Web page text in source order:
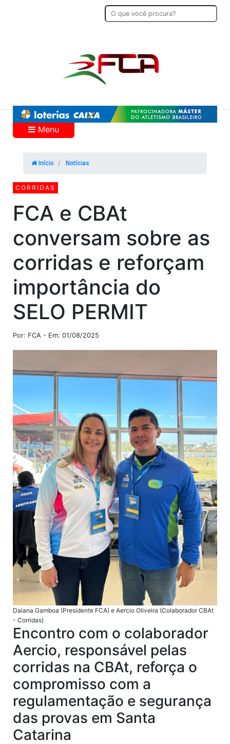
Menu
Início Notícias
CORRIDAS
FCA e CBAt
conversam sobre as
corridas e reforçam
importância do
SELO PERMIT
Por: FCA - Em: 01/08/2025
Daiana Gamboa (Presidente FCA) e Aercio Oliveira (Colaborador CBAt
- Corridas)
Encontro com o colaborador
Aercio, responsável pelas
corridas na CBAt, reforça o
compromisso com a
regulamentação e segurança
das provas em Santa
Catarina